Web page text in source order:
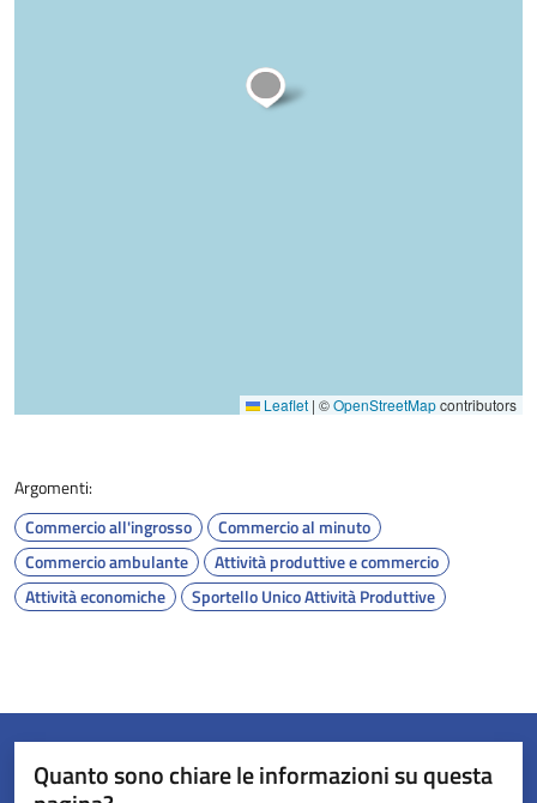
Leaflet | ©OpenStreetMapcontributors
Argomenti:
Commercio all'ingrosso
Commercio al minuto
Commercio ambulante
Attività produttive e commercio
Attività economiche
Sportello Unico Attività Produttive
Quanto sono chiare le informazioni su questa